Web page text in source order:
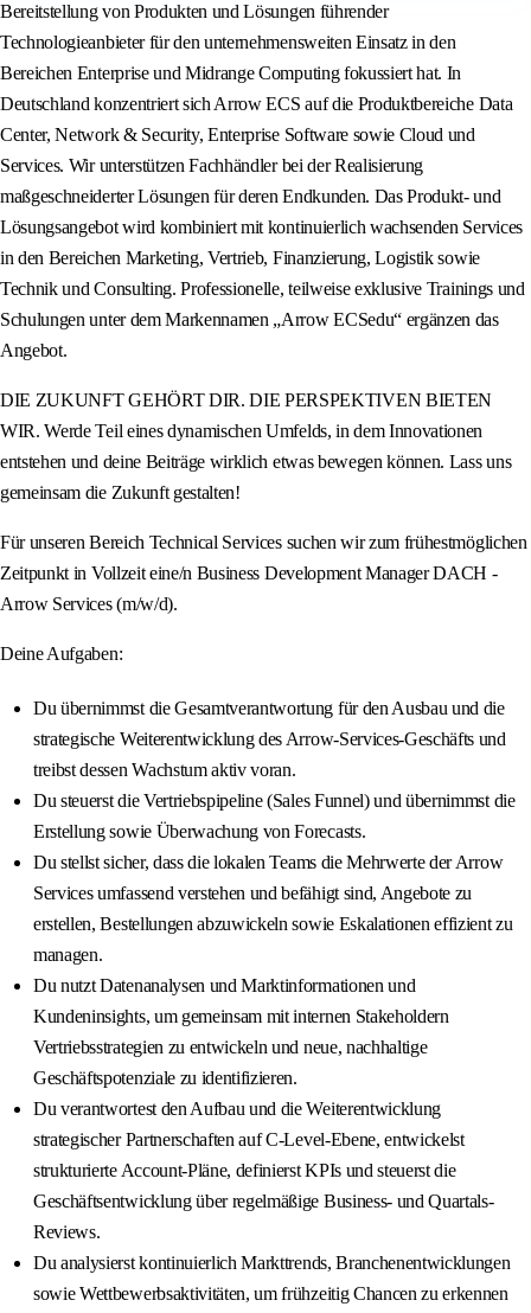
Bereitstellung von Produkten und Lösungen führender
Technologieanbieter für den unternehmensweiten Einsatz in den
Bereichen Enterprise und Midrange Computing fokussiert hat. In
Deutschland konzentriert sich Arrow ECS auf die Produktbereiche Data
Center, Network & Security, Enterprise Software sowie Cloud und
Services. Wir unterstützen Fachhändler bei der Realisierung
maßgeschneiderter Lösungen für deren Endkunden. Das Produkt- und
Lösungsangebot wird kombiniert mit kontinuierlich wachsenden Services
in den Bereichen Marketing, Vertrieb, Finanzierung, Logistik sowie
Technik und Consulting. Professionelle, teilweise exklusive Trainings und
Schulungen unter dem Markennamen „Arrow ECSedu“ ergänzen das
Angebot.
DIE ZUKUNFT GEHÖRT DIR. DIE PERSPEKTIVEN BIETEN
WIR. Werde Teil eines dynamischen Umfelds, in dem Innovationen
entstehen und deine Beiträge wirklich etwas bewegen können. Lass uns
gemeinsam die Zukunft gestalten!
Für unseren Bereich Technical Services suchen wir zum frühestmöglichen
Zeitpunkt in Vollzeit eine/n Business Development Manager DACH -
Arrow Services (m/w/d).
Deine Aufgaben:
Du übernimmst die Gesamtverantwortung für den Ausbau und die
strategische Weiterentwicklung des Arrow-Services-Geschäfts und
treibst dessen Wachstum aktiv voran.
Du steuerst die Vertriebspipeline (Sales Funnel) und übernimmst die
Erstellung sowie Überwachung von Forecasts.
Du stellst sicher, dass die lokalen Teams die Mehrwerte der Arrow
Services umfassend verstehen und befähigt sind, Angebote zu
erstellen, Bestellungen abzuwickeln sowie Eskalationen effizient zu
managen.
Du nutzt Datenanalysen und Marktinformationen und
Kundeninsights, um gemeinsam mit internen Stakeholdern
Vertriebsstrategien zu entwickeln und neue, nachhaltige
Geschäftspotenziale zu identifizieren.
Du verantwortest den Aufbau und die Weiterentwicklung
strategischer Partnerschaften auf C-Level-Ebene, entwickelst
strukturierte Account-Pläne, definierst KPIs und steuerst die
Geschäftsentwicklung über regelmäßige Business- und Quartals-
Reviews.
Du analysierst kontinuierlich Markttrends, Branchenentwicklungen
sowie Wettbewerbsaktivitäten, um frühzeitig Chancen zu erkennen